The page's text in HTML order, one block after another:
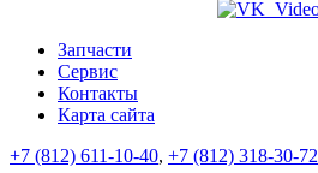
Запчасти
Сервис
Контакты
Карта сайта
+7 (812) 611-10-40, +7 (812) 318-30-72